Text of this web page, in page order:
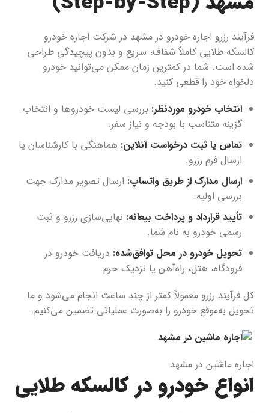
فرآیند رزرو اجاره خودرو در مشهد در شرکت اجاره خودرو
کالسکه طلایی کاملاً شفاف، سریع و بدون پیچیدگی طراحی
شده است. شما در کمترین زمان ممکن می‌توانید خودرو
دلخواه خود را قطعی کنید.
انتخاب خودرو موردنظر: بررسی لیست خودروها و انتخاب
گزینه متناسب با بودجه و نیاز سفر.
تماس یا ثبت درخواست آنلاین: هماهنگی با کارشناسان یا
ارسال فرم رزرو.
ارسال مدارک از طریق واتساپ: ارسال تصویر مدارک جهت
بررسی اولیه.
تأیید قرارداد و پرداخت بیعانه: نهایی‌سازی رزرو و ثبت
رسمی خودرو به نام شما.
تحویل خودرو در محل توافق‌شده: دریافت خودرو در
فرودگاه، هتل، راه‌آهن یا نزدیک حرم.
کل فرآیند رزرو معمولاً کمتر از چند ساعت انجام می‌شود و ما
تحویل به‌موقع خودرو را به‌صورت عملیاتی تضمین می‌کنیم.
اجاره ماشین در مشهد
انواع خودرو در کالسکه طلایی